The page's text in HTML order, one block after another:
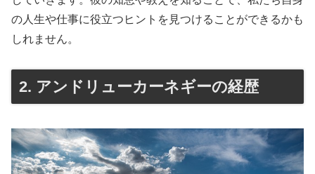
の人生や仕事に役立つヒントを見つけることができるかも
しれません。
2. アンドリューカーネギーの経歴